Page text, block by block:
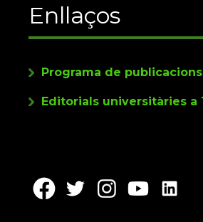
Enllaços
Programa de publicacions
Editorials universitàries a